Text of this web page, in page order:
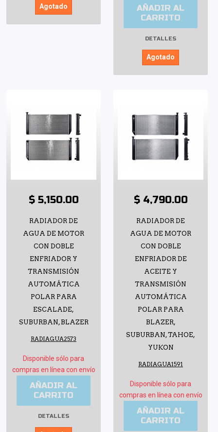
Agotado
AÑADIR AL
CARRITO
DETALLES
Agotado
$ 5,150.00
RADIADOR DE
AGUA DE MOTOR
CON DOBLE
ENFRIADOR Y
TRANSMISIÓN
AUTOMÁTICA
POLAR PARA
ESCALADE,
SUBURBAN, BLAZER
RADIAGUA2573
Disponible sólo para
compras en línea con envío
AÑADIR AL
CARRITO
DETALLES
$ 4,790.00
RADIADOR DE
AGUA DE MOTOR
CON DOBLE
ENFRIADOR DE
ACEITE Y
TRANSMISIÓN
AUTOMÁTICA
POLAR PARA
BLAZER,
SUBURBAN, TAHOE,
YUKON
RADIAGUA1591
Disponible sólo para
compras en línea con envío
AÑADIR AL
CARRITO